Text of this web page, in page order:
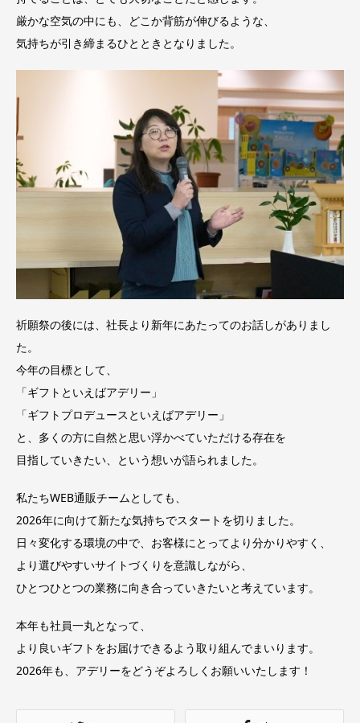
厳かな空気の中にも、どこか背筋が伸びるような、
気持ちが引き締まるひとときとなりました。
祈願祭の後には、社長より新年にあたってのお話しがありまし
た。
今年の目標として、
「ギフトといえばアデリー」
「ギフトプロデュースといえばアデリー」
と、多くの方に自然と思い浮かべていただける存在を
目指していきたい、という想いが語られました。
私たちWEB通販チームとしても、
2026年に向けて新たな気持ちでスタートを切りました。
日々変化する環境の中で、お客様にとってより分かりやすく、
より選びやすいサイトづくりを意識しながら、
ひとつひとつの業務に向き合っていきたいと考えています。
本年も社員一丸となって、
より良いギフトをお届けできるよう取り組んでまいります。
2026年も、アデリーをどうぞよろしくお願いいたします！